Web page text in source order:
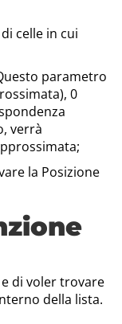
celle in cui
parametro
0
verrà
la Posizione
di voler trovare
della lista.